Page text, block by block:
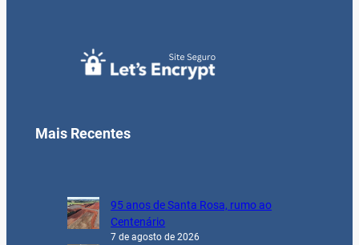
Mais Recentes
95 anos de Santa Rosa, rumo ao
Centenário
7 de agosto de 2026